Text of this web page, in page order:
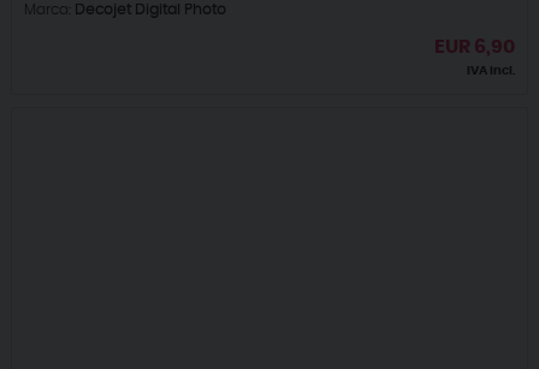
Marca: Decojet Digital Photo
EUR 6,90
IVA incl.